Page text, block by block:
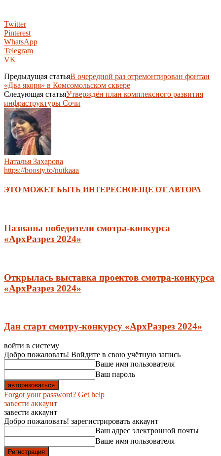
Twitter
Pinterest
WhatsApp
Telegram
VK
Предыдущая статьяВ очередной раз отремонтирован фонтан
«Два якоря» в Комсомольском сквере
Следующая статьяУтверждён план комплексного развития
инфраструктуры Сочи
Наталья Захарова
https://boosty.to/nutkaaa
ЭТО МОЖЕТ БЫТЬ ИНТЕРЕСНОЕЩЕ ОТ АВТОРА
Названы победители смотра-конкурса
«АрхРазрез 2024»
Открылась выставка проектов смотра-конкурса
«АрхРазрез 2024»
Дан старт смотру-конкурсу «АрхРазрез 2024»
войти в систему
Добро пожаловать! Войдите в свою учётную запись
Ваше имя пользователя
Ваш пароль
Forgot your password? Get help
завести аккаунт
завести аккаунт
Добро пожаловать! зарегистрировать аккаунт
Ваш адрес электронной почты
Ваше имя пользователя